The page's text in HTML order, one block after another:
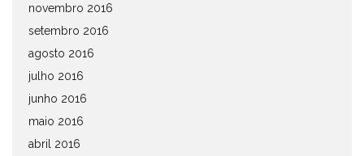
novembro 2016
setembro 2016
agosto 2016
julho 2016
junho 2016
maio 2016
abril 2016